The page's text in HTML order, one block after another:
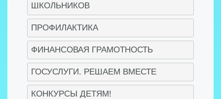
ШКОЛЬНИКОВ
ПРОФИЛАКТИКА
ФИНАНСОВАЯ ГРАМОТНОСТЬ
ГОСУСЛУГИ. РЕШАЕМ ВМЕСТЕ
КОНКУРСЫ ДЕТЯМ!